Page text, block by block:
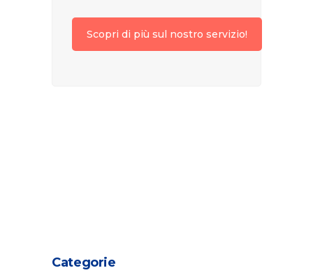
Scopri di più sul nostro servizio!
Categorie